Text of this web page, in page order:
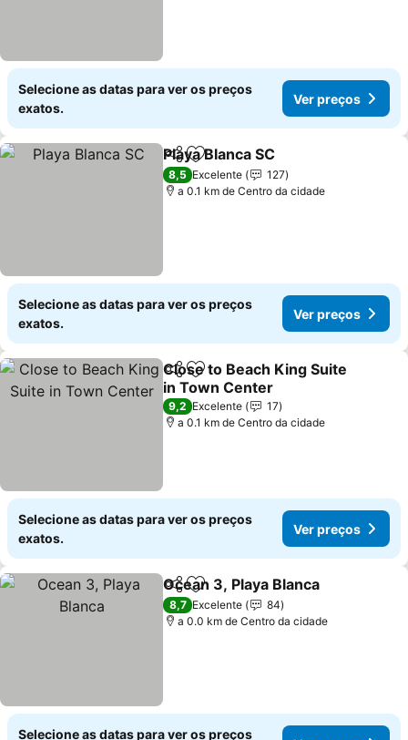
Selecione as datas para ver os preços
exatos.
Ver preços
PartilharAdicionar aos favoritos
Playa Blanca SC
8,5 Excelente
127
a 0.1 km de Centro da cidade
Selecione as datas para ver os preços
exatos.
Ver preços
PartilharAdicionar aos favoritos
Close to Beach King Suite
in Town Center
9,2 Excelente
17
a 0.1 km de Centro da cidade
Selecione as datas para ver os preços
exatos.
Ver preços
PartilharAdicionar aos favoritos
Ocean 3, Playa Blanca
8,7 Excelente
84
a 0.0 km de Centro da cidade
Selecione as datas para ver os preços